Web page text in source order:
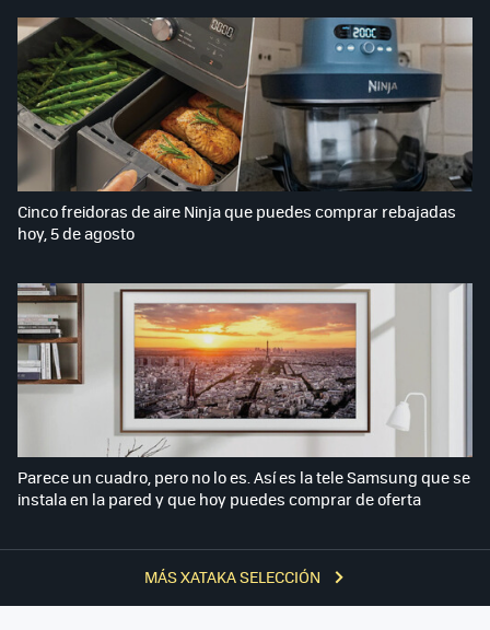
MÁS XATAKA SELECCIÓN
Cinco freidoras de aire Ninja que puedes comprar rebajadas
hoy, 5 de agosto
Parece un cuadro, pero no lo es. Así es la tele Samsung que se
instala en la pared y que hoy puedes comprar de oferta